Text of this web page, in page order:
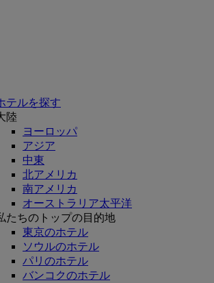
テルを探す
陸
ヨーロッパ
アジア
中東
北アメリカ
南アメリカ
オーストラリア太平洋
たちのトップの目的地
東京のホテル
ソウルのホテル
パリのホテル
バンコクのホテル